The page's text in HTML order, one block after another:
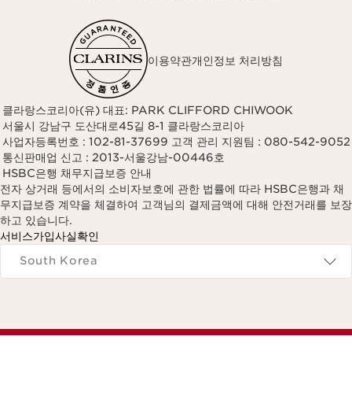
이용약관개인정보 처리방침
클라랑스코리아(유) 대표: PARK CLIFFORD CHIWOOK
서울시 강남구 도산대로45길 8-1 클라랑스코리아
사업자등록번호 : 102-81-37699 고객 관리 지원팀 : 080-542-9052
통신판매업 신고 : 2013-서울강남-00446호
HSBC은행 채무지급보증 안내
전자 상거래 등에서의 소비자보호에 관한 법률에 따라 HSBC은행과 채
무지급보증 계약을 체결하여 고객님의 결제금액에 대해 안전거래를 보장
하고 있습니다.
서비스가입사실확인
Navigates to
South Korea